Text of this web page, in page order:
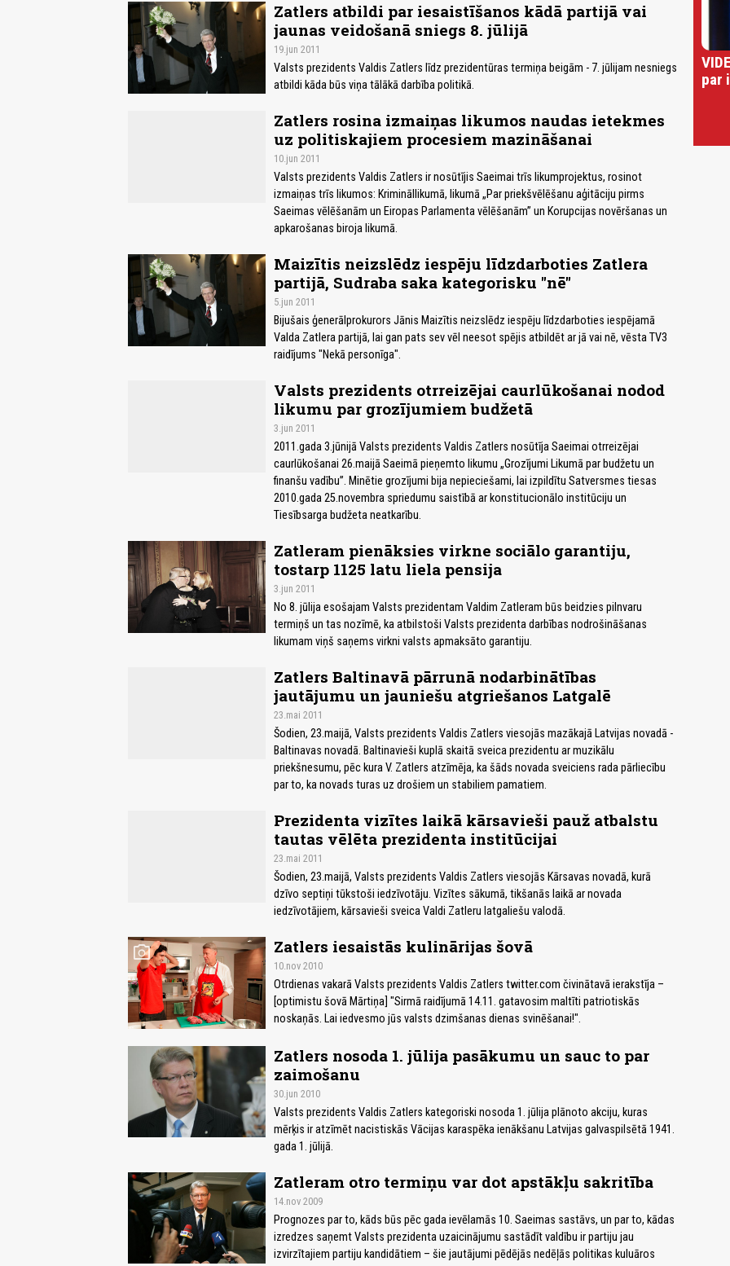
Zatlers atbildi par iesaistīšanos kādā partijā vai
jaunas veidošanā sniegs 8. jūlijā
19.jun 2011
Valsts prezidents Valdis Zatlers līdz prezidentūras termiņa beigām - 7. jūlijam nesniegs
atbildi kāda būs viņa tālākā darbība politikā.
Zatlers rosina izmaiņas likumos naudas ietekmes
uz politiskajiem procesiem mazināšanai
10.jun 2011
Valsts prezidents Valdis Zatlers ir nosūtījis Saeimai trīs likumprojektus, rosinot
izmaiņas trīs likumos: Krimināllikumā, likumā „Par priekšvēlēšanu aģitāciju pirms
Saeimas vēlēšanām un Eiropas Parlamenta vēlēšanām” un Korupcijas novēršanas un
apkarošanas biroja likumā.
Maizītis neizslēdz iespēju līdzdarboties Zatlera
partijā, Sudraba saka kategorisku "nē"
5.jun 2011
Bijušais ģenerālprokurors Jānis Maizītis neizslēdz iespēju līdzdarboties iespējamā
Valda Zatlera partijā, lai gan pats sev vēl neesot spējis atbildēt ar jā vai nē, vēsta TV3
raidījums "Nekā personīga".
Valsts prezidents otrreizējai caurlūkošanai nodod
likumu par grozījumiem budžetā
3.jun 2011
2011.gada 3.jūnijā Valsts prezidents Valdis Zatlers nosūtīja Saeimai otrreizējai
caurlūkošanai 26.maijā Saeimā pieņemto likumu „Grozījumi Likumā par budžetu un
finanšu vadību”. Minētie grozījumi bija nepieciešami, lai izpildītu Satversmes tiesas
2010.gada 25.novembra spriedumu saistībā ar konstitucionālo institūciju un
Tiesībsarga budžeta neatkarību.
Zatleram pienāksies virkne sociālo garantiju,
tostarp 1125 latu liela pensija
3.jun 2011
No 8. jūlija esošajam Valsts prezidentam Valdim Zatleram būs beidzies pilnvaru
termiņš un tas nozīmē, ka atbilstoši Valsts prezidenta darbības nodrošināšanas
likumam viņš saņems virkni valsts apmaksāto garantiju.
Zatlers Baltinavā pārrunā nodarbinātības
jautājumu un jauniešu atgriešanos Latgalē
23.mai 2011
Šodien, 23.maijā, Valsts prezidents Valdis Zatlers viesojās mazākajā Latvijas novadā -
Baltinavas novadā. Baltinavieši kuplā skaitā sveica prezidentu ar muzikālu
priekšnesumu, pēc kura V. Zatlers atzīmēja, ka šāds novada sveiciens rada pārliecību
par to, ka novads turas uz drošiem un stabiliem pamatiem.
Prezidenta vizītes laikā kārsavieši pauž atbalstu
tautas vēlēta prezidenta institūcijai
23.mai 2011
Šodien, 23.maijā, Valsts prezidents Valdis Zatlers viesojās Kārsavas novadā, kurā
dzīvo septiņi tūkstoši iedzīvotāju. Vizītes sākumā, tikšanās laikā ar novada
iedzīvotājiem, kārsavieši sveica Valdi Zatleru latgaliešu valodā.
photo_camera Zatlers iesaistās kulinārijas šovā
10.nov 2010
Otrdienas vakarā Valsts prezidents Valdis Zatlers twitter.com čivinātavā ierakstīja –
[optimistu šovā Mārtiņa] "Sirmā raidījumā 14.11. gatavosim maltīti patriotiskās
noskaņās. Lai iedvesmo jūs valsts dzimšanas dienas svinēšanai!".
Zatlers nosoda 1. jūlija pasākumu un sauc to par
zaimošanu
30.jun 2010
Valsts prezidents Valdis Zatlers kategoriski nosoda 1. jūlija plānoto akciju, kuras
mērķis ir atzīmēt nacistiskās Vācijas karaspēka ienākšanu Latvijas galvaspilsētā 1941.
gada 1. jūlijā.
Zatleram otro termiņu var dot apstākļu sakritība
14.nov 2009
Prognozes par to, kāds būs pēc gada ievēlamās 10. Saeimas sastāvs, un par to, kādas
izredzes saņemt Valsts prezidenta uzaicinājumu sastādīt valdību ir partiju jau
izvirzītajiem partiju kandidātiem – šie jautājumi pēdējās nedēļās politikas kuluāros
par